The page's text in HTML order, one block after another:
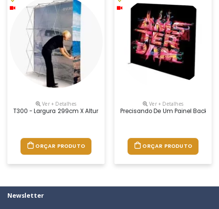
Ver + Detalhes
T300 - Largura 299cm X Altura 225cm - O Painel Pantográfico É Um
ORÇAR PRODUTO
Ver + Detalhes
Precisando De Um Painel
ORÇAR PRODUTO
Newsletter